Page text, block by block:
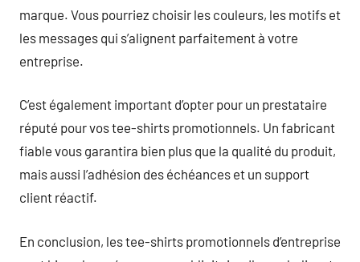
marque. Vous pourriez choisir les couleurs, les motifs et
les messages qui s’alignent parfaitement à votre
entreprise.
C’est également important d’opter pour un prestataire
réputé pour vos tee-shirts promotionnels. Un fabricant
fiable vous garantira bien plus que la qualité du produit,
mais aussi l’adhésion des échéances et un support
client réactif.
En conclusion, les tee-shirts promotionnels d’entreprise